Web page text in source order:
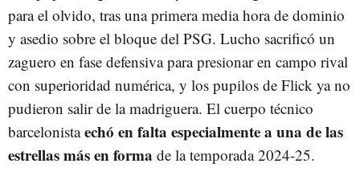
para el olvido, tras una primera media hora de dominio
y asedio sobre el bloque del PSG. Lucho sacrificó un
zaguero en fase defensiva para presionar en campo rival
con superioridad numérica, y los pupilos de Flick ya no
pudieron salir de la madriguera. El cuerpo técnico
barcelonistaechó en falta especialmente a una de las
estrellas más en forma de la temporada 2024-25.